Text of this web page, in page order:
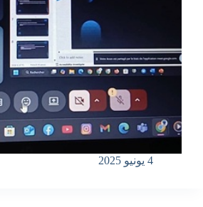
4 يونيو 2025